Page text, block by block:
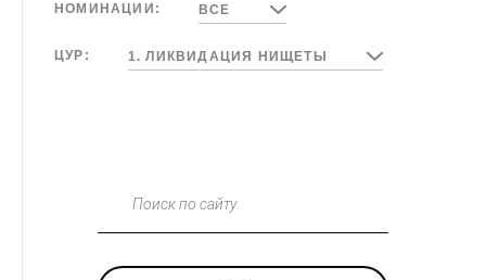
НОМИНАЦИИ: ВСЕ
ЦУР: 1. ЛИКВИДАЦИЯ НИЩЕТЫ
Поиск по сайту